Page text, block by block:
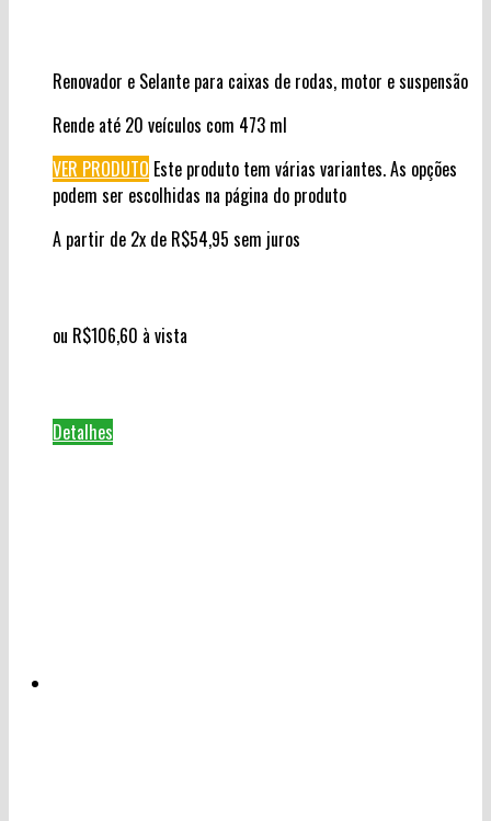
Renovador e Selante para caixas de rodas, motor e suspensão
Rende até 20 veículos com 473 ml
VER PRODUTO Este produto tem várias variantes. As opções
podem ser escolhidas na página do produto
A partir de 2x de R$54,95 sem juros
ou R$106,60 à vista
Detalhes